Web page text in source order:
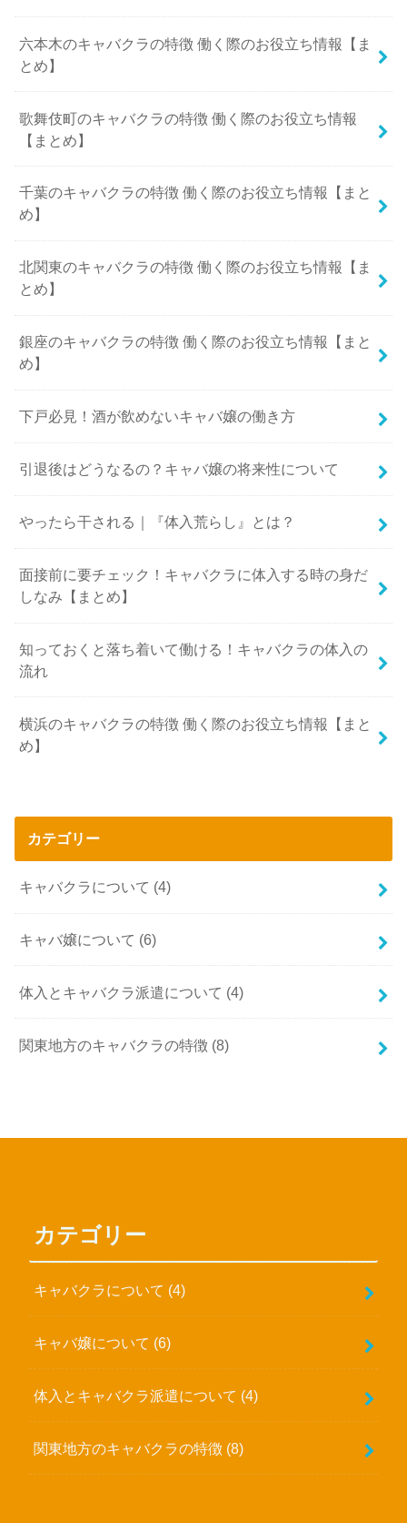
六本木のキャバクラの特徴 働く際のお役立ち情報【ま
とめ】
歌舞伎町のキャバクラの特徴 働く際のお役立ち情報
【まとめ】
千葉のキャバクラの特徴 働く際のお役立ち情報【まと
め】
北関東のキャバクラの特徴 働く際のお役立ち情報【ま
とめ】
銀座のキャバクラの特徴 働く際のお役立ち情報【まと
め】
下戸必見！酒が飲めないキャバ嬢の働き方
引退後はどうなるの？キャバ嬢の将来性について
やったら干される｜『体入荒らし』とは？
面接前に要チェック！キャバクラに体入する時の身だ
しなみ【まとめ】
知っておくと落ち着いて働ける！キャバクラの体入の
流れ
横浜のキャバクラの特徴 働く際のお役立ち情報【まと
め】
カテゴリー
キャバクラについて (4)
キャバ嬢について (6)
体入とキャバクラ派遣について (4)
関東地方のキャバクラの特徴 (8)
カテゴリー
キャバクラについて (4)
キャバ嬢について (6)
体入とキャバクラ派遣について (4)
関東地方のキャバクラの特徴 (8)